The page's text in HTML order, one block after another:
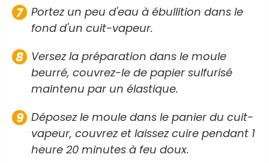
Portez un peu d'eau à ébullition dans le
fond d'un cuit-vapeur.
Versez la préparation dans le moule
beurré, couvrez-le de papier sulfurisé
maintenu par un élastique.
Déposez le moule dans le panier du cuit-
vapeur, couvrez et laissez cuire pendant 1
heure 20 minutes à feu doux.